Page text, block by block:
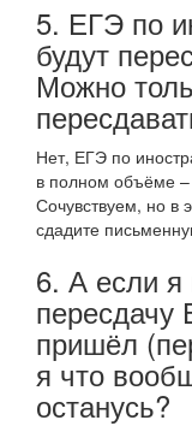
5. ЕГЭ по
будут
Можно
Нет, ЕГЭ по
в полном объёме –
Сочувствуем, но в
сдадите
6. А если я
пришёл
я что
останусь?